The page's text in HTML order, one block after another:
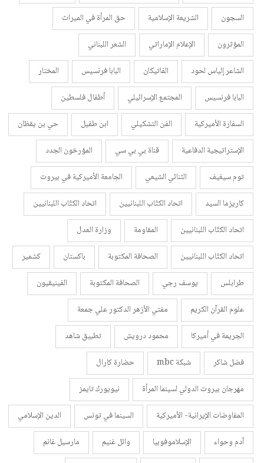
السجون
الشريعة الإسلامية
حق المرأة في الميراث
المؤثرون
الإعلام الإماراتي
الشعر اللبناني
الشاعر إلياس لحود
الفاتيكان البابا فرنسيس
المختار
البابا فرنسيس
المجتمع الإسرائيلي
أطفال فلسطين
السفارة الأميركية
الفن التشكيلي ابن طفيل
حي بن يقظان
الإستراتيجية الدفاعية
قناة بي بي سي
المؤرخون الجدد
توم سيغيف
الثنائي الشيعي
الجامعة الأميركية في بيروت
كاريزما السيد
اتحاد الكتّاب اللبنانيين
اتحاد الكتّاب اللبنانيين
اتحاد الكتّاب اللبنانيين
المقاومة
وزارة العدل
اتحاد الكتّاب اللبنانيين
الصحافة المكتوبة باكستان
كشمير
طرابلس
يوسف رجي الصحافة المكتوبة
الفينيقيون
علوم القرآن الكريم
مفتي الأزهر الدكتور علي جمعة
الجريمة في أميركا
محمود درويش
تطبيق شاهد
فضل شاكر
شبكة mbc
حضارة كارال
مهرجان بيروت الدولي لسينما المرأة
نيويورك تايمز
المفاوضات الإيرانية- الأميركية
السينما في تونس
الدين الإسلامي
آدم وحواء
الإسلاموفوبيا وائل غنيم
مارسيل غانم